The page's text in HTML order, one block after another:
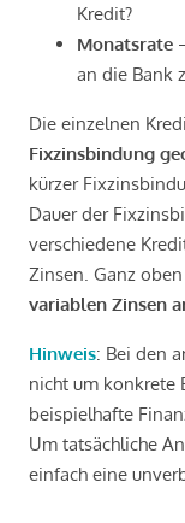
Kredit?
Monatsrate
an die Bank
Die einzelnen
Fixzinsbindung
kürzer
Dauer der
verschiedene
Zinsen. Ganz
variablen Zinsen
Hinweis: Bei den
nicht um konkrete
beispielhafte
Um tatsächliche
einfach eine